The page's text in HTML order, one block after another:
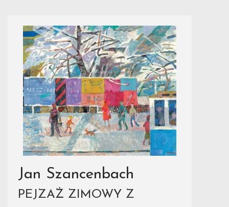
Jan Szancenbach
PEJZAŻ ZIMOWY Z